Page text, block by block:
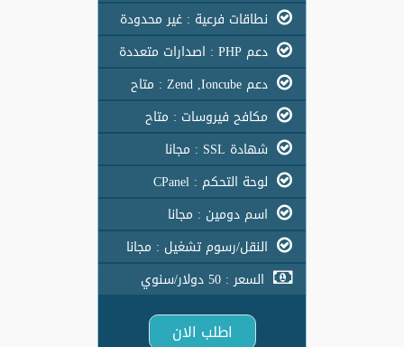
نطاقات فرعية : غير محدودة
دعم PHP : اصدارات متعددة
دعم Zend ,Ioncube : متاح
مكافح فيروسات : متاح
شهادة SSL : مجانا
لوحة التحكم : CPanel
اسم دومين : مجانا
النقل/رسوم تشغيل : مجانا
السعر : 50 دولار/سنوي
اطلب الان